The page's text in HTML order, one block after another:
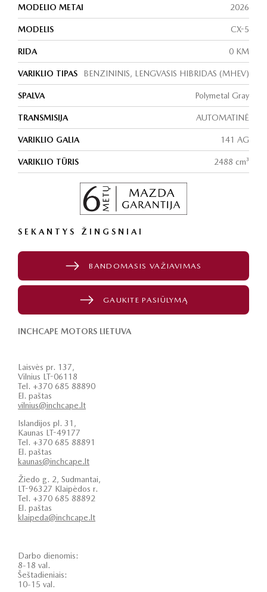
MODELIO METAI 2026
MODELIS CX-5
RIDA 0 KM
VARIKLIO TIPAS BENZININIS, LENGVASIS HIBRIDAS (MHEV)
SPALVA Polymetal Gray
TRANSMISIJA AUTOMATINĖ
VARIKLIO GALIA 141 AG
VARIKLIO TŪRIS 2488 cm³
SEKANTYS ŽINGSNIAI
BANDOMASIS VAŽIAVIMAS
GAUKITE PASIŪLYMĄ
INCHCAPE MOTORS LIETUVA
Laisvės pr. 137,
Vilnius LT-06118
Tel. +370 685 88890
El. paštas
vilnius@inchcape.lt
Islandijos pl. 31,
Kaunas LT-49177
Tel. +370 685 88891
El. paštas
kaunas@inchcape.lt
Žiedo g. 2, Sudmantai,
LT-96327 Klaipėdos r.
Tel. +370 685 88892
El. paštas
klaipeda@inchcape.lt
Darbo dienomis:
8-18 val.
Šeštadieniais:
10-15 val.